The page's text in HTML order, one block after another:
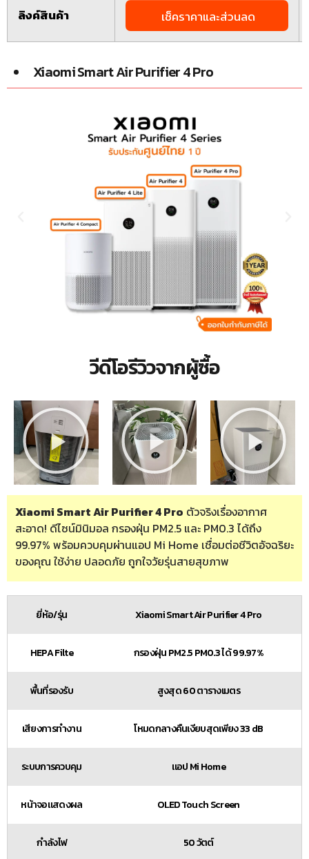
ลิงค์สินค้า เช็คราคาและส่วนลด
Xiaomi Smart Air Purifier 4 Pro
วีดีโอรีวิวจากผู้ซื้อ
Xiaomi Smart Air Purifier 4 Pro ตัวจริงเรื่องอากาศ
สะอาด! ดีไซน์มินิมอล กรองฝุ่น PM2.5 และ PM0.3 ได้ถึง
99.97% พร้อมควบคุมผ่านแอป Mi Home เชื่อมต่อชีวิตอัจฉริยะ
ของคุณ ใช้ง่าย ปลอดภัย ถูกใจวัยรุ่นสายสุขภาพ
ยี่ห้อ/รุ่น Xiaomi Smart Air Purifier 4 Pro
HEPA Filte กรองฝุ่น PM2.5 PM0.3 ได้ 99.97%
พื้นที่รองรับ สูงสุด 60 ตารางเมตร
เสียงการทำงาน โหมดกลางคืนเงียบสุดเพียง 33 dB
ระบบการควบคุม แอป Mi Home
หน้าจอแสดงผล OLED Touch Screen
กำลังไฟ 50 วัตต์